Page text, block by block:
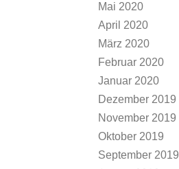
Mai 2020
April 2020
März 2020
Februar 2020
Januar 2020
Dezember 2019
November 2019
Oktober 2019
September 2019